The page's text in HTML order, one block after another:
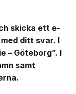
skicka ett e-
ditt svar. I
– Göteborg”. I
samt